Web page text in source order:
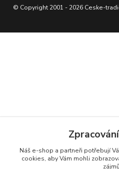
© Copyright 2001 - 2026 Ceske-
Náš e-shop a partneři potřebují
cookies, aby Vám mohli